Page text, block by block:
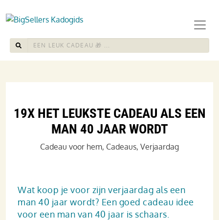
19X HET LEUKSTE CADEAU ALS EEN
MAN 40 JAAR WORDT
Cadeau voor hem, Cadeaus, Verjaardag
Wat koop je voor zijn verjaardag als een
man 40 jaar wordt? Een goed cadeau idee
voor een man van 40 jaar is schaars.